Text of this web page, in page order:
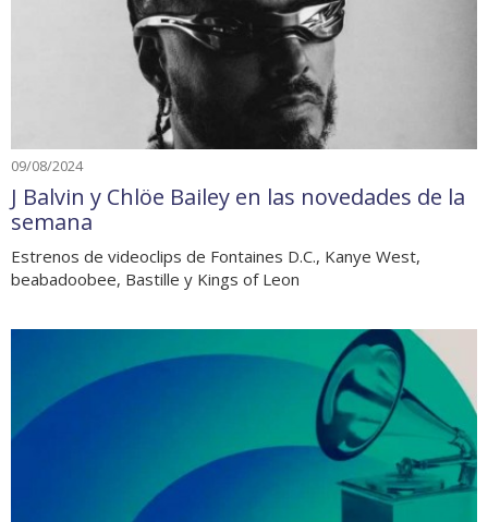
09/08/2024
J Balvin y Chlöe Bailey en las novedades de la
semana
Estrenos de videoclips de Fontaines D.C., Kanye West,
beabadoobee, Bastille y Kings of Leon